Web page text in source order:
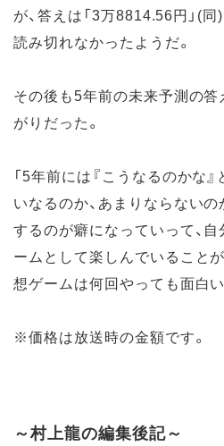
が、答えは「3万8814.56円」(
読み切れなかったようだ。
その後も5年前の未来予測の
がりだった。
「5年前には『こうなるのかな
いなるのか、あまりならない
するのが癖になっていって、
ームとして楽しんでいること
想ゲームは何回やっても面白
※価格は放送時の金額です。
～村上龍の編集後記～